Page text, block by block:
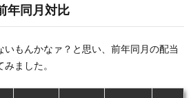
年同月対比
いもんかなァ？と思い、前年同月の配当
ました。